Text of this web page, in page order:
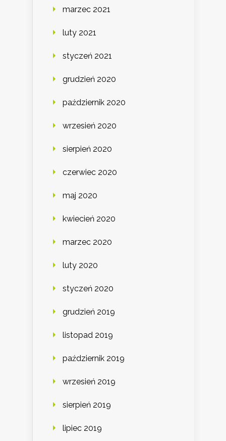
marzec 2021
luty 2021
styczeń 2021
grudzień 2020
październik 2020
wrzesień 2020
sierpień 2020
czerwiec 2020
maj 2020
kwiecień 2020
marzec 2020
luty 2020
styczeń 2020
grudzień 2019
listopad 2019
październik 2019
wrzesień 2019
sierpień 2019
lipiec 2019